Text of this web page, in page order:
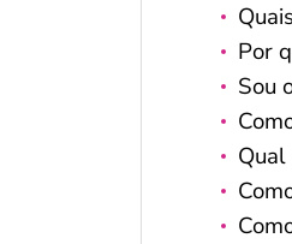
Por
Sou